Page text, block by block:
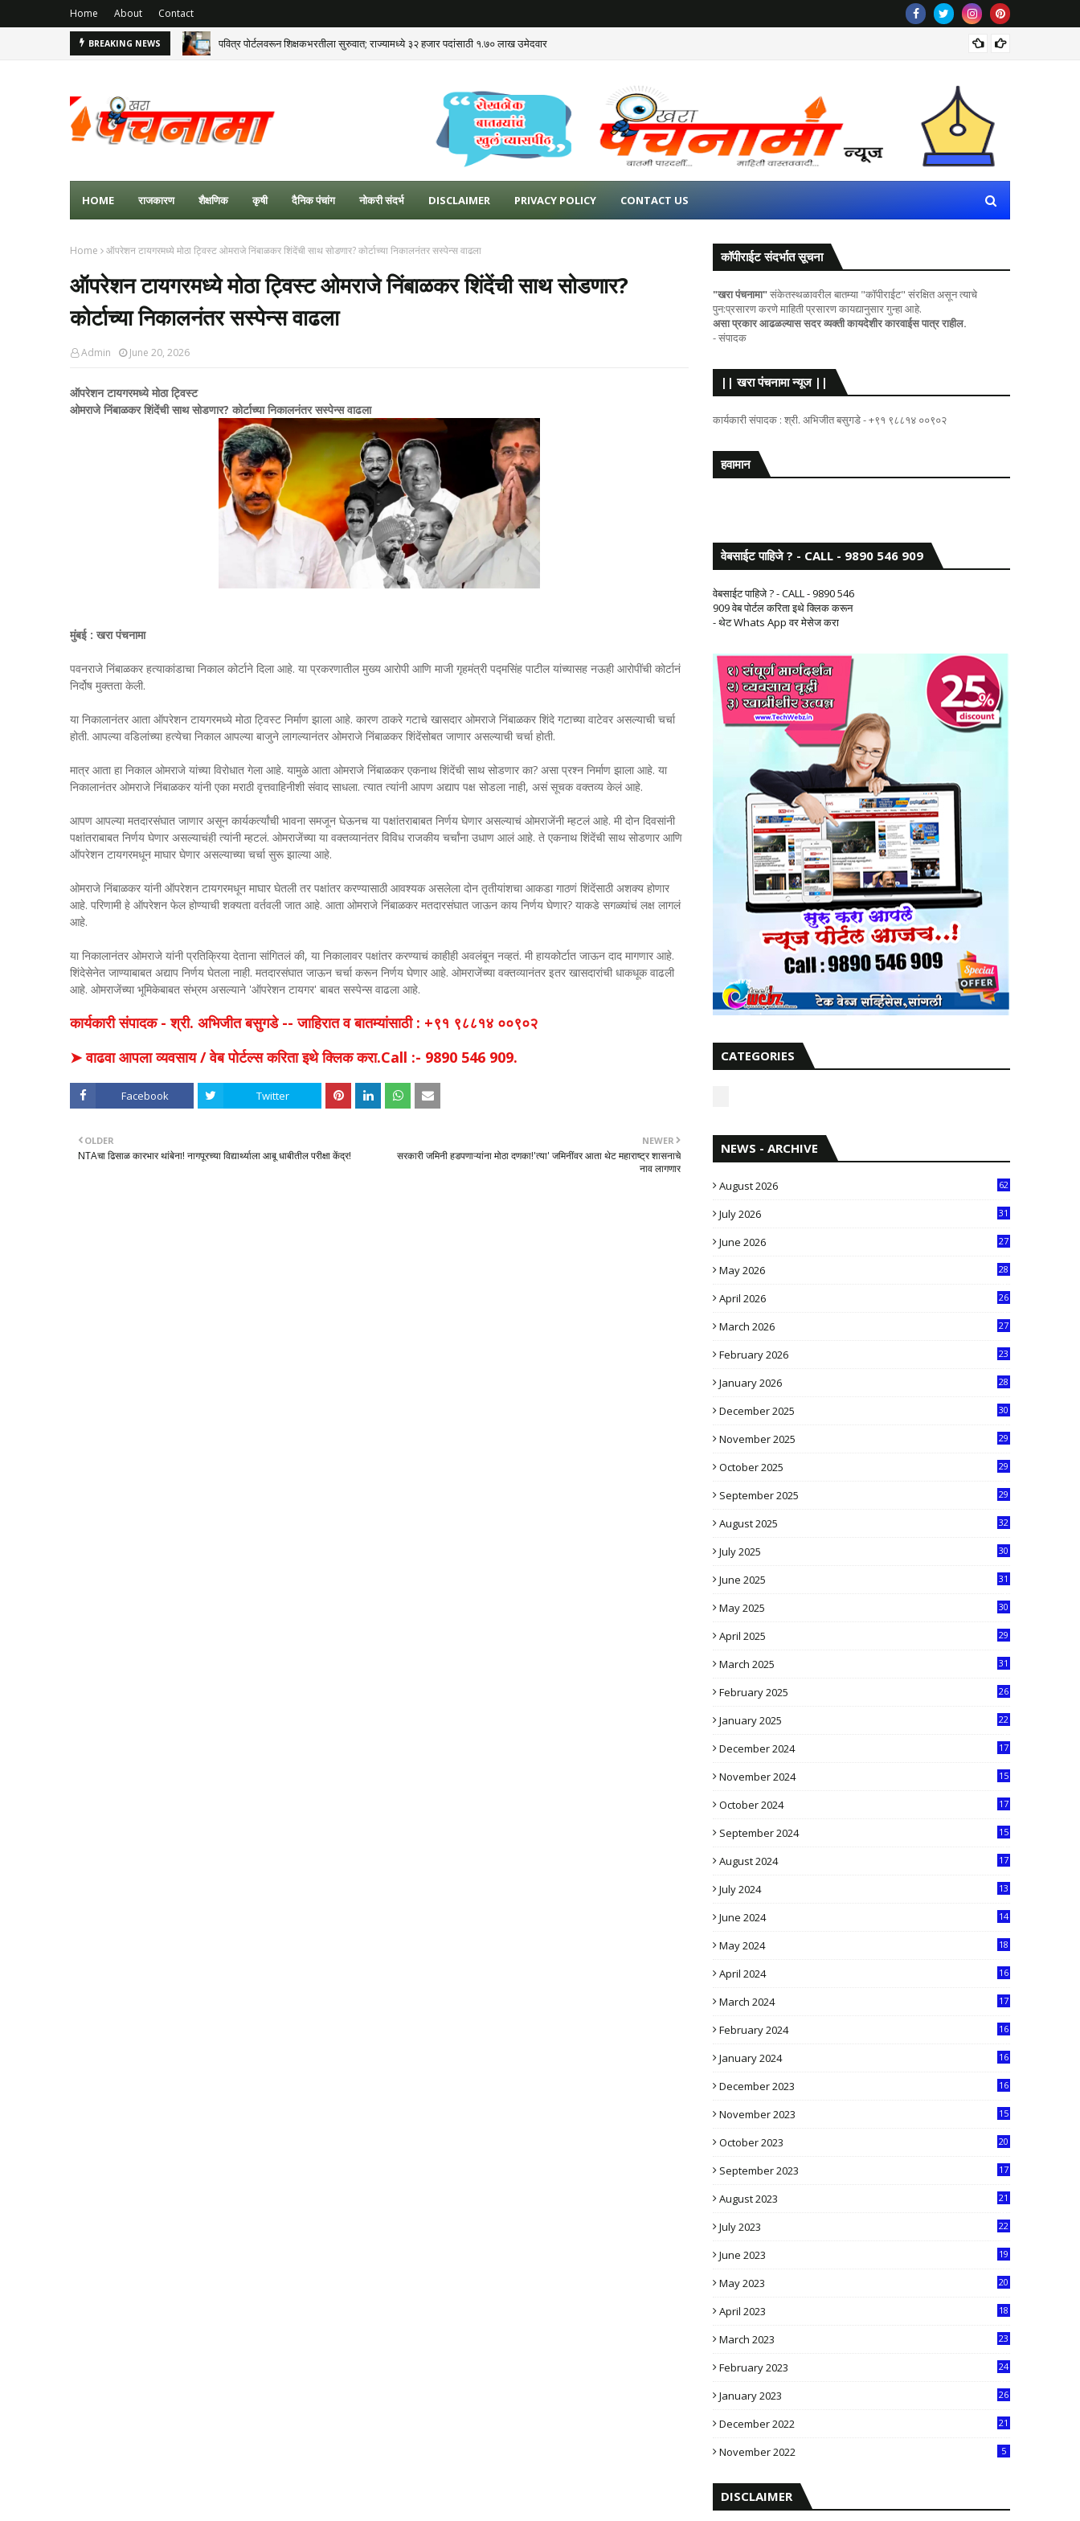
Home About Contact
BREAKING NEWS पवित्र पोर्टलवरून शिक्षकभरतीला सुरुवात; राज्यामध्ये ३२ हजार पदांसाठी १.७० लाख उमेदवार
HOME राजकारण शैक्षणिक कृषी दैनिक पंचांग नोकरी संदर्भ DISCLAIMER PRIVACY POLICY CONTACT US
Home ऑपरेशन टायगरमध्ये मोठा ट्विस्ट ओमराजे निंबाळकर शिंदेंची साथ सोडणार? कोर्टाच्या निकालनंतर सस्पेन्स वाढला
ऑपरेशन टायगरमध्ये मोठा ट्विस्ट ओमराजे निंबाळकर शिंदेंची साथ सोडणार?
कोर्टाच्या निकालनंतर सस्पेन्स वाढला
Admin June 20, 2026
ऑपरेशन टायगरमध्ये मोठा ट्विस्ट
ओमराजे निंबाळकर शिंदेंची साथ सोडणार? कोर्टाच्या निकालनंतर सस्पेन्स वाढला
मुंबई : खरा पंचनामा
पवनराजे निंबाळकर हत्याकांडाचा निकाल कोर्टाने दिला आहे. या प्रकरणातील मुख्य आरोपी आणि माजी गृहमंत्री पद्मसिंह पाटील यांच्यासह नऊही आरोपींची कोर्टानं
निर्दोष मुक्तता केली.
या निकालानंतर आता ऑपरेशन टायगरमध्ये मोठा ट्विस्ट निर्माण झाला आहे. कारण ठाकरे गटाचे खासदार ओमराजे निंबाळकर शिंदे गटाच्या वाटेवर असल्याची चर्चा
होती. आपल्या वडिलांच्या हत्येचा निकाल आपल्या बाजुने लागल्यानंतर ओमराजे निंबाळकर शिंदेंसोबत जाणार असल्याची चर्चा होती.
मात्र आता हा निकाल ओमराजे यांच्या विरोधात गेला आहे. यामुळे आता ओमराजे निंबाळकर एकनाथ शिंदेंची साथ सोडणार का? असा प्रश्न निर्माण झाला आहे. या
निकालानंतर ओमराजे निंबाळकर यांनी एका मराठी वृत्तवाहिनीशी संवाद साधला. त्यात त्यांनी आपण अद्याप पक्ष सोडला नाही, असं सूचक वक्तव्य केलं आहे.
आपण आपल्या मतदारसंघात जाणार असून कार्यकर्त्यांची भावना समजून घेऊनच या पक्षांतराबाबत निर्णय घेणार असल्याचं ओमराजेंनी म्हटलं आहे. मी दोन दिवसांनी
पक्षांतराबाबत निर्णय घेणार असल्याचंही त्यांनी म्हटलं. ओमराजेंच्या या वक्तव्यानंतर विविध राजकीय चर्चांना उधाण आलं आहे. ते एकनाथ शिंदेंची साथ सोडणार आणि
ऑपरेशन टायगरमधून माघार घेणार असल्याच्या चर्चा सुरू झाल्या आहे.
ओमराजे निंबाळकर यांनी ऑपरेशन टायगरमधून माघार घेतली तर पक्षांतर करण्यासाठी आवश्यक असलेला दोन तृतीयांशचा आकडा गाठणं शिंदेंसाठी अशक्य होणार
आहे. परिणामी हे ऑपरेशन फेल होण्याची शक्यता वर्तवली जात आहे. आता ओमराजे निंबाळकर मतदारसंघात जाऊन काय निर्णय घेणार? याकडे सगळ्यांचं लक्ष लागलं
आहे.
या निकालानंतर ओमराजे यांनी प्रतिक्रिया देताना सांगितलं की, या निकालावर पक्षांतर करण्याचं काहीही अवलंबून नव्हतं. मी हायकोर्टात जाऊन दाद मागणार आहे.
शिंदेसेनेत जाण्याबाबत अद्याप निर्णय घेतला नाही. मतदारसंघात जाऊन चर्चा करून निर्णय घेणार आहे. ओमराजेंच्या वक्तव्यानंतर इतर खासदारांची धाकधूक वाढली
आहे. ओमराजेंच्या भूमिकेबाबत संभ्रम असल्याने 'ऑपरेशन टायगर' बाबत सस्पेन्स वाढला आहे.
कार्यकारी संपादक - श्री. अभिजीत बसुगडे -- जाहिरात व बातम्यांसाठी : +९१ ९८८१४ ००९०२
➤ वाढवा आपला व्यवसाय / वेब पोर्टल्स करिता इथे क्लिक करा.Call :- 9890 546 909.
Facebook Twitter
NEWER
सरकारी जमिनी हडपणाऱ्यांना मोठा दणका!'त्या' जमिनींवर आता थेट महाराष्ट्र शासनाचे
नाव लागणार
OLDER
NTAचा ढिसाळ कारभार थांबेना! नागपूरच्या विद्यार्थ्याला आबू धाबीतील परीक्षा केंद्र!
कॉपीराईट संदर्भात सूचना
"खरा पंचनामा"संकेतस्थळावरील बातम्या "कॉपीराईट" संरक्षित असून त्याचे
पुन:प्रसारण करणे माहिती प्रसारण कायद्यानुसार गुन्हा आहे.
असा प्रकार आढळल्यास सदर व्यक्ती कायदेशीर कारवाईस पात्र राहील.
- संपादक
|| खरा पंचनामा न्यूज ||
कार्यकारी संपादक : श्री. अभिजीत बसुगडे - +९१ ९८८१४ ००९०२
हवामान
वेबसाईट पाहिजे ? - CALL - 9890 546 909
वेबसाईट पाहिजे ? - CALL - 9890 546
909 वेब पोर्टल करिता इथे क्लिक करून
- थेट Whats App वर मेसेज करा
CATEGORIES
NEWS - ARCHIVE
August 2026 62
July 2026
31
June 2026
27
May 2026
28
April 2026
26
March 2026
27
February 2026
23
January 2026
28
December 2025
30
November 2025
29
October 2025
29
September 2025
29
August 2025
32
July 2025
30
June 2025
31
May 2025
30
April 2025
29
March 2025
31
February 2025
26
January 2025
22
December 2024
17
November 2024
15
October 2024
17
September 2024
15
August 2024
17
July 2024
13
June 2024
14
May 2024
18
April 2024
16
March 2024
17
February 2024
16
January 2024
16
December 2023
16
November 2023
15
October 2023
20
September 2023
17
August 2023
21
July 2023
22
June 2023
19
May 2023
20
April 2023
18
March 2023
23
February 2023
24
January 2023
26
December 2022
21
November 2022 5
DISCLAIMER